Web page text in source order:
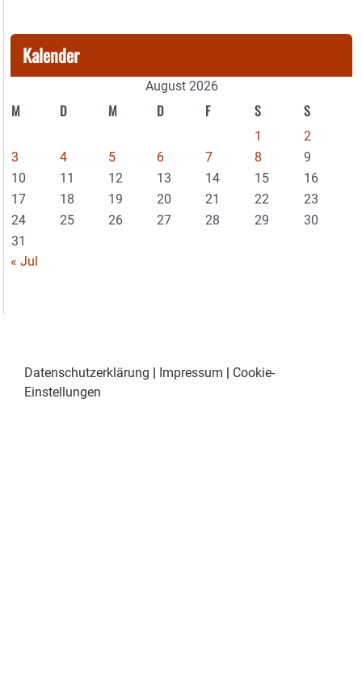
Kalender
August 2026
M D M D F S S
1
2
3
4 5 6 7 8
9
10
11 12 13 14 15
16
17
18 19 20 21 22
23
24
25 26 27 28 29
30
31
« Jul
Datenschutzerklärung | Impressum | Cookie-
Einstellungen